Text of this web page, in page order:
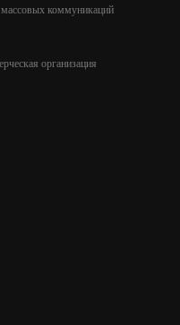
коммуникаций
организация